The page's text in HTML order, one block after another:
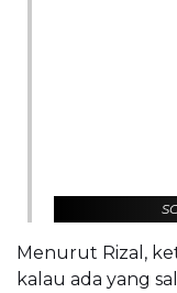
Menurut Rizal,
kalau ada yang